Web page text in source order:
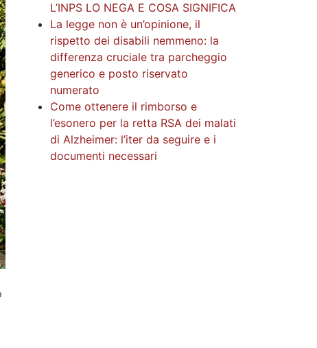
L’INPS LO NEGA E COSA SIGNIFICA
La legge non è un’opinione, il
rispetto dei disabili nemmeno: la
differenza cruciale tra parcheggio
generico e posto riservato
numerato
Come ottenere il rimborso e
l’esonero per la retta RSA dei malati
di Alzheimer: l’iter da seguire e i
documenti necessari